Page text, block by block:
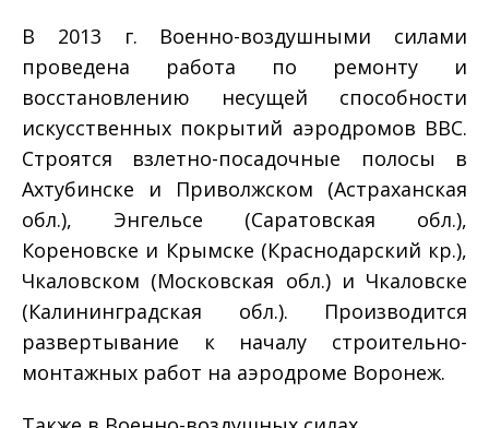
В 2013 г. Военно-воздушными силами
проведена работа по ремонту и
восстановлению несущей способности
искусственных покрытий аэродромов ВВС.
Строятся взлетно-посадочные полосы в
Ахтубинске и Приволжском (Астраханская
обл.), Энгельсе (Саратовская обл.),
Кореновске и Крымске (Краснодарский кр.),
Чкаловском (Московская обл.) и Чкаловске
(Калининградская обл.). Производится
развертывание к началу строительно-
монтажных работ на аэродроме Воронеж.